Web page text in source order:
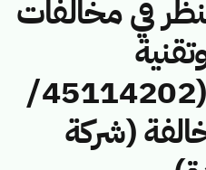
في مخالفات
المعلومات رقم (45114202/
لمخالفة (شركة